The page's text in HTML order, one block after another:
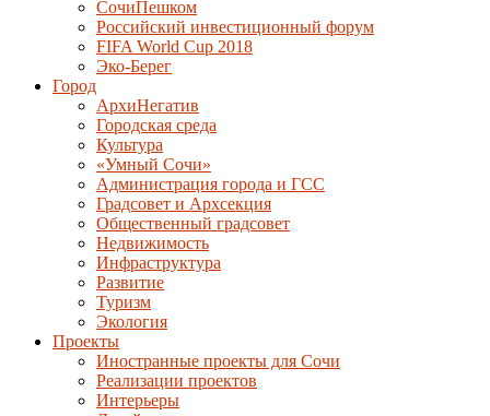
СочиПешком
Российский инвестиционный форум
FIFA World Cup 2018
Эко-Берег
Город
АрхиНегатив
Городская среда
Культура
«Умный Сочи»
Администрация города и ГСС
Градсовет и Архсекция
Общественный градсовет
Недвижимость
Инфраструктура
Развитие
Туризм
Экология
Проекты
Иностранные проекты для Сочи
Реализации проектов
Интерьеры